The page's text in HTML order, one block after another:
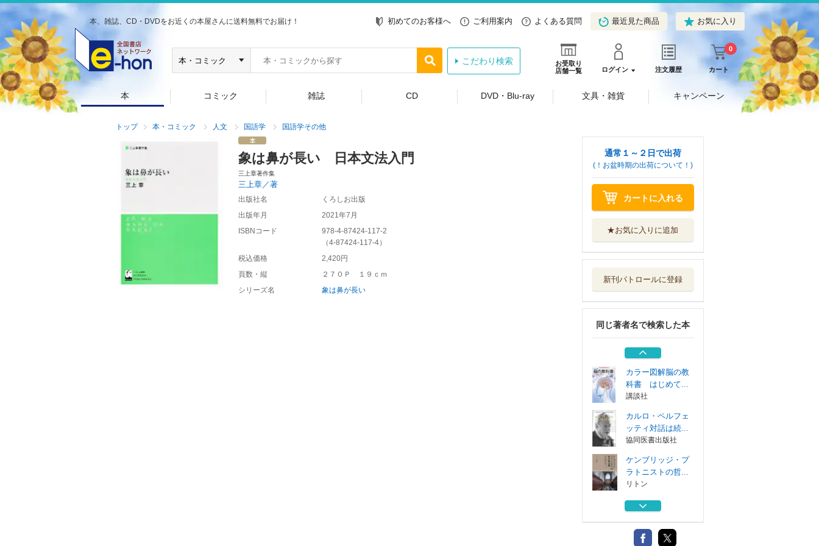
本、雑誌、CD・DVDをお近くの本屋さんに送料無料でお届け！ 初めてのお客様へ ご利用案内 よくある質問 最近見た商品 お気に入り
お受取り
店舗一覧
ログイン 注文履歴 カート
0
こだわり検索
本 コミック 雑誌 CD DVD・Blu-ray 文具・雑貨 キャンペーン
トップ 本・コミック 人文 国語学 国語学その他
象は鼻が長い 日本文法入門
三上章著作集
三上章／著
出版社名
くろしお出版
出版年月
2021年7月
ISBNコード
978-4-87424-117-2
（4-87424-117-4）
税込価格
2,420円
頁数・縦
２７０Ｐ １９ｃｍ
シリーズ名
象は鼻が長い
通常１～２日で出荷
(！お盆時期の出荷について！)
カートに入れる
★お気に入りに追加
新刊パトロールに登録
同じ著者名で検索した本
ケンブリッジ・プ
ラトニストの哲...
プラトン『国家』
リトン
ゲーム理論ワーク
ブック
有斐閣
カラー図解脳の教
科書 はじめて...
講談社
カルロ・ペルフェ
ッティ対話は続...
協同医書出版社
ケンブリッジ・プ
ラトニストの哲...
リトン
プラトン『国家』
リトン